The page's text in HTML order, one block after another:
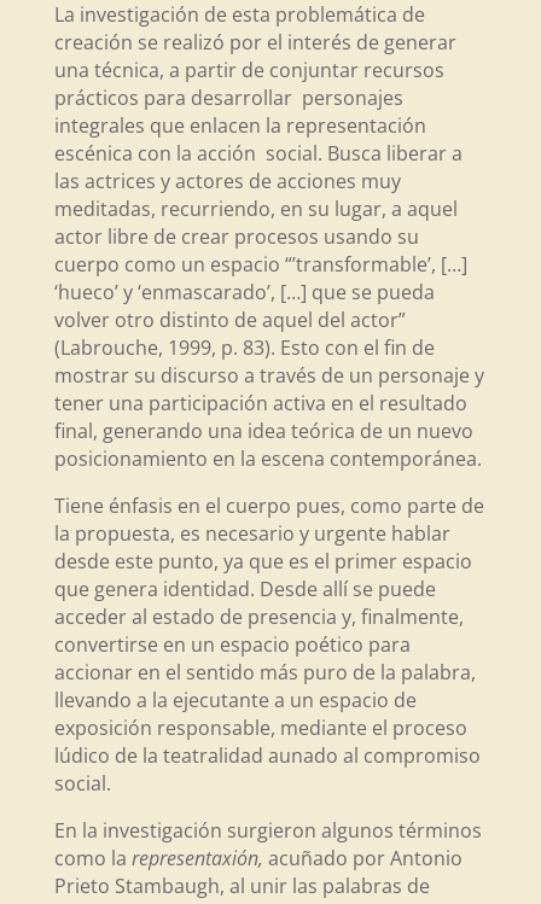
La investigación de esta problemática de
creación se realizó por el interés de generar
una técnica, a partir de conjuntar recursos
prácticos para desarrollar personajes
integrales que enlacen la representación
escénica con la acción social. Busca liberar a
las actrices y actores de acciones muy
meditadas, recurriendo, en su lugar, a aquel
actor libre de crear procesos usando su
cuerpo como un espacio “’transformable’, […]
‘hueco’y ‘enmascarado’, […] que se pueda
volver otro distinto de aquel del actor”
(Labrouche, 1999, p. 83). Esto con el fin de
mostrar su discurso a través de un personaje y
tener una participación activa en el resultado
final, generando una idea teórica de un nuevo
posicionamiento en la escena contemporánea.
Tiene énfasis en el cuerpo pues, como parte de
la propuesta, es necesario y urgente hablar
desde este punto, ya que es el primer espacio
que genera identidad. Desde allí se puede
acceder al estado de presencia y, finalmente,
convertirse en un espacio poético para
accionar en el sentido más puro de la palabra,
llevando a la ejecutante a un espacio de
exposición responsable, mediante el proceso
lúdico de la teatralidad aunado al compromiso
social.
En la investigación surgieron algunos términos
como la representaxión, acuñado por Antonio
Prieto Stambaugh, al unir las palabras de